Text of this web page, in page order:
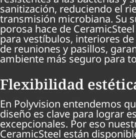
sanitización, reduciendo el
transmisión microbiana. Su
porosa hace de
para vestíbulos, interiores
de reuniones y pasillos,
ambiente más seguro para
Flexibilidad
En Polyvision entendemos
diseño es clave para lograr
excepcionales. Por eso
CeramicSteel están